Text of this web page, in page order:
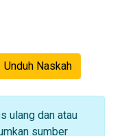
Unduh Naskah
ulang dan atau
sumber